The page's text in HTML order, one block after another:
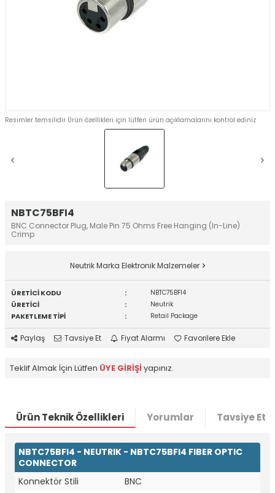
NBTC75BFI4
BNC Connector Plug, Male Pin 75 Ohms Free Hanging (In-Line)
Crimp
Resimler temsilidir Ürün özellikleri için lütfen ürün açıklamalarını kontrol ediniz
Neutrik Marka Elektronik Malzemeler
ÜRETİCİ KODU : NBTC75BFI4
ÜRETİCİ : Neutrik
PAKETLEME TİPİ : Retail Package
Paylaş Tavsiye Et Fiyat Alarmı Favorilere Ekle
Teklif Almak İçin Lütfen ÜYE GİRİŞİ yapınız.
Ürün Teknik Özellikleri Yorumlar Tavsiye Et
NBTC75BFI4 - NEUTRIK - NBTC75BFI4 FIBER OPTIC
CONNECTOR
Konnektör Stili
BNC